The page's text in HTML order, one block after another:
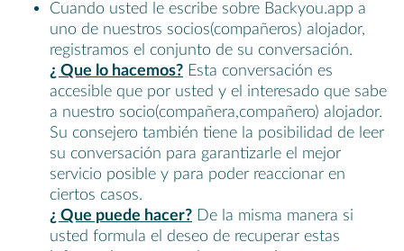
Cuando usted le escribe sobre Backyou.app a
uno de nuestros socios(compañeros) alojador,
registramos el conjunto de su conversación.
¿ Que lo hacemos? Esta conversación es
accesible que por usted y el interesado que sabe
a nuestro socio(compañera,compañero) alojador.
Su consejero también tiene la posibilidad de leer
su conversación para garantizarle el mejor
servicio posible y para poder reaccionar en
ciertos casos.
¿ Que puede hacer? De la misma manera si
usted formula el deseo de recuperar estas